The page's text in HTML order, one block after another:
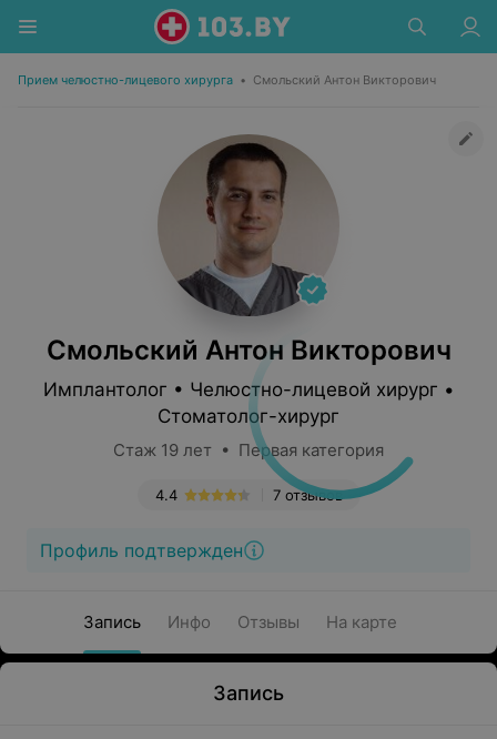
Прием челюстно-лицевого хирурга • Смольский Антон Викторович
Смольский Антон Викторович
Имплантолог • Челюстно-лицевой хирург •
Стоматолог-хирург
Стаж 19 лет • Первая категория
7 отзывов
4.4
Профиль подтвержден
Запись Инфо Отзывы На карте
Запись